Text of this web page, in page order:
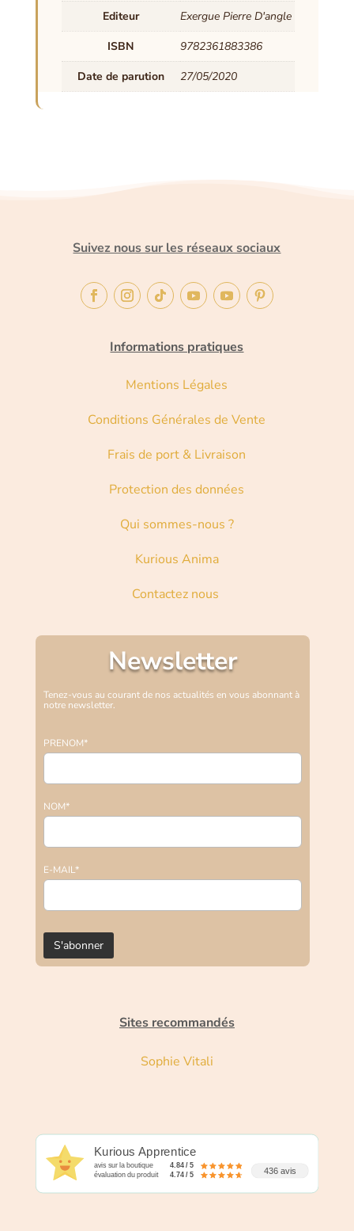
Editeur
Exergue Pierre D'angle
ISBN
9782361883386
Date de parution
27/05/2020
Suivez nous sur les réseaux sociaux
Informations pratiques
Mentions Légales
Conditions Générales de Vente
Frais de port & Livraison
Protection des données
Qui sommes-nous ?
Kurious Anima
Contactez nous
Newsletter
Tenez-vous au courant de nos actualités en vous abonnant à
notre newsletter.
PRENOM*
NOM*
E-MAIL*
Sites recommandés
Sophie Vitali
Kurious Apprentice
avis sur la boutique
4.84 / 5
évaluation du produit
4.74 / 5 436 avis